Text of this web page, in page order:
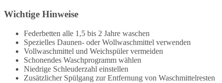
Wichtige Hinweise
Federbetten alle 1,5 bis 2 Jahre waschen
Spezielles Daunen- oder Wollwaschmittel verwenden
Vollwaschmittel und Weichspüler vermeiden
Schonendes Waschprogramm wählen
Niedrige Schleuderzahl einstellen
Zusätzlicher Spülgang zur Entfernung von Waschmittelresten